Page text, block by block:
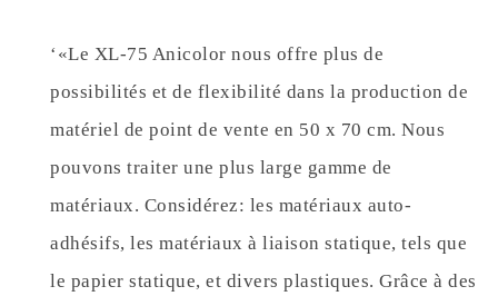
‘«Le XL-75 Anicolor nous offre plus de
possibilités et de flexibilité dans la production de
matériel de point de vente en 50 x 70 cm. Nous
pouvons traiter une plus large gamme de
matériaux. Considérez: les matériaux auto-
adhésifs, les matériaux à liaison statique, tels que
le papier statique, et divers plastiques. Grâce à des